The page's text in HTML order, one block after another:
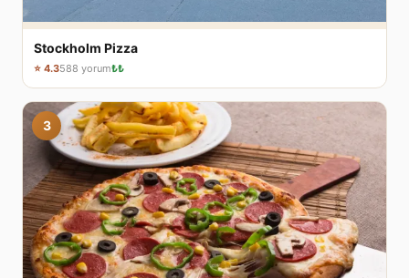
Stockholm Pizza
⭐ 4.3588 yorum₺₺
3